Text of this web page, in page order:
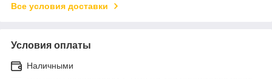
Все условия доставки
Условия оплаты
Наличными